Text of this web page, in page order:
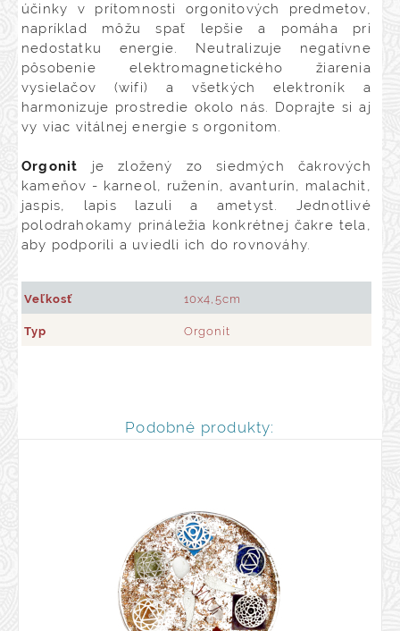
účinky v prítomnosti orgonitových predmetov,
napríklad môžu spať lepšie a pomáha pri
nedostatku energie. Neutralizuje negatívne
pôsobenie elektromagnetického žiarenia
vysielačov (wifi) a všetkých elektroník a
harmonizuje prostredie okolo nás. Doprajte si aj
vy viac vitálnej energie s orgonitom.
Orgonit je zložený zo siedmých čakrových
kameňov - karneol, ruženín, avanturín, malachit,
jaspis, lapis lazuli a ametyst. Jednotlivé
polodrahokamy prináležia konkrétnej čakre tela,
aby podporili a uviedli ich do rovnováhy.
Veľkosť 10x4,5cm
Typ Orgonit
Podobné produkty: